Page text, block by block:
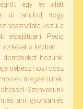
egy év alatt
át tanulod, hogy
használata közül a
elsajátítani. Pedig
a kézben. ...
hozunk.
sebész hoz rossz
megsérülnek.
Szenvedünk
ami gyorsan és